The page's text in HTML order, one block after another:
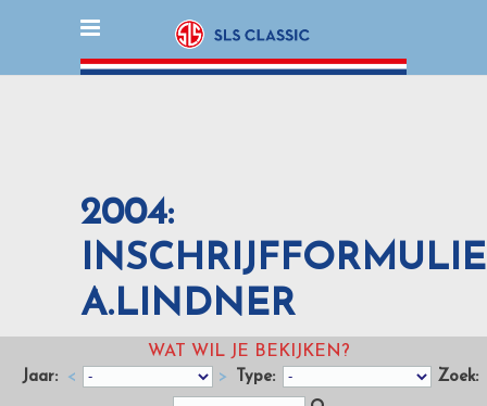
2004:
A.LINDNER
WAT WIL JE BEKIJKEN?
Jaar: < > Type: Zoek: